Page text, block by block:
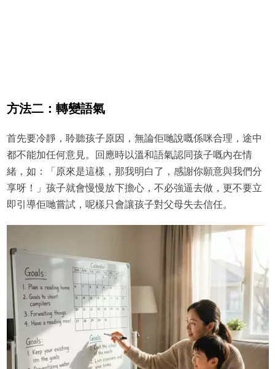
方法二：轉變語氣
首先要冷靜，聆聽孩子原因，無論佢哋說嘅係咪合理，途中
都不能加任何意見。回應時以溫和語氣認同孩子嘅內在情
緒，如：「原來是這樣，那我明白了，感謝你願意與我們分
享呀！」孩子就會慢慢放下擔心，不必強逼去做，更不要立
即引導佢哋嘗試，呢樣只會讓孩子對父母失去信任。